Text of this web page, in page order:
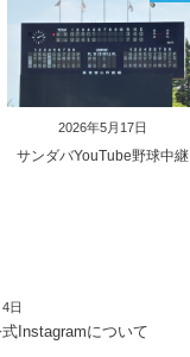
2026年5月17日
サンダバYouTube野球中継
日
Instagramについて